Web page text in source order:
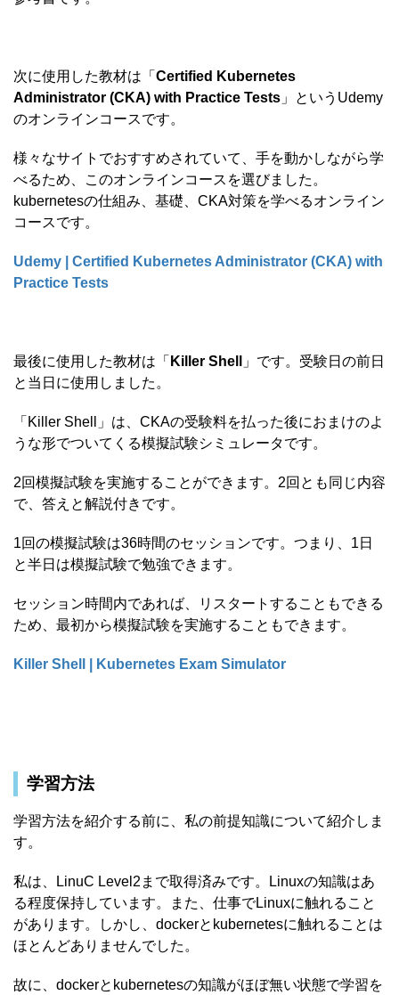
次に使用した教材は「 Certified Kubernetes
Administrator (CKA) with Practice Tests 」というUdemy
のオンラインコースです。
様々なサイトでおすすめされていて、手を動かしながら学
べるため、このオンラインコースを選びました。
kubernetesの仕組み、基礎、CKA対策を学べるオンライン
コースです。
Udemy | Certified Kubernetes Administrator (CKA) with
Practice Tests
最後に使用した教材は「 Killer Shell
」です。受験日の前日
と当日に使用しました。
「Killer Shell」は、CKAの受験料を払った後におまけのよ
うな形でついてくる模擬試験シミュレータです。
2回模擬試験を実施することができます。2回とも同じ内容
で、答えと解説付きです。
1回の模擬試験は36時間のセッションです。つまり、1日
と半日は模擬試験で勉強できます。
セッション時間内であれば、リスタートすることもできる
ため、最初から模擬試験を実施することもできます。
Killer Shell | Kubernetes Exam Simulator
学習方法
学習方法を紹介する前に、私の前提知識について紹介しま
す。
私は、LinuC Level2まで取得済みです。Linuxの知識はあ
る程度保持しています。また、仕事でLinuxに触れること
があります。しかし、dockerとkubernetesに触れることは
ほとんどありませんでした。
故に、dockerとkubernetesの知識がほぼ無い状態で学習を